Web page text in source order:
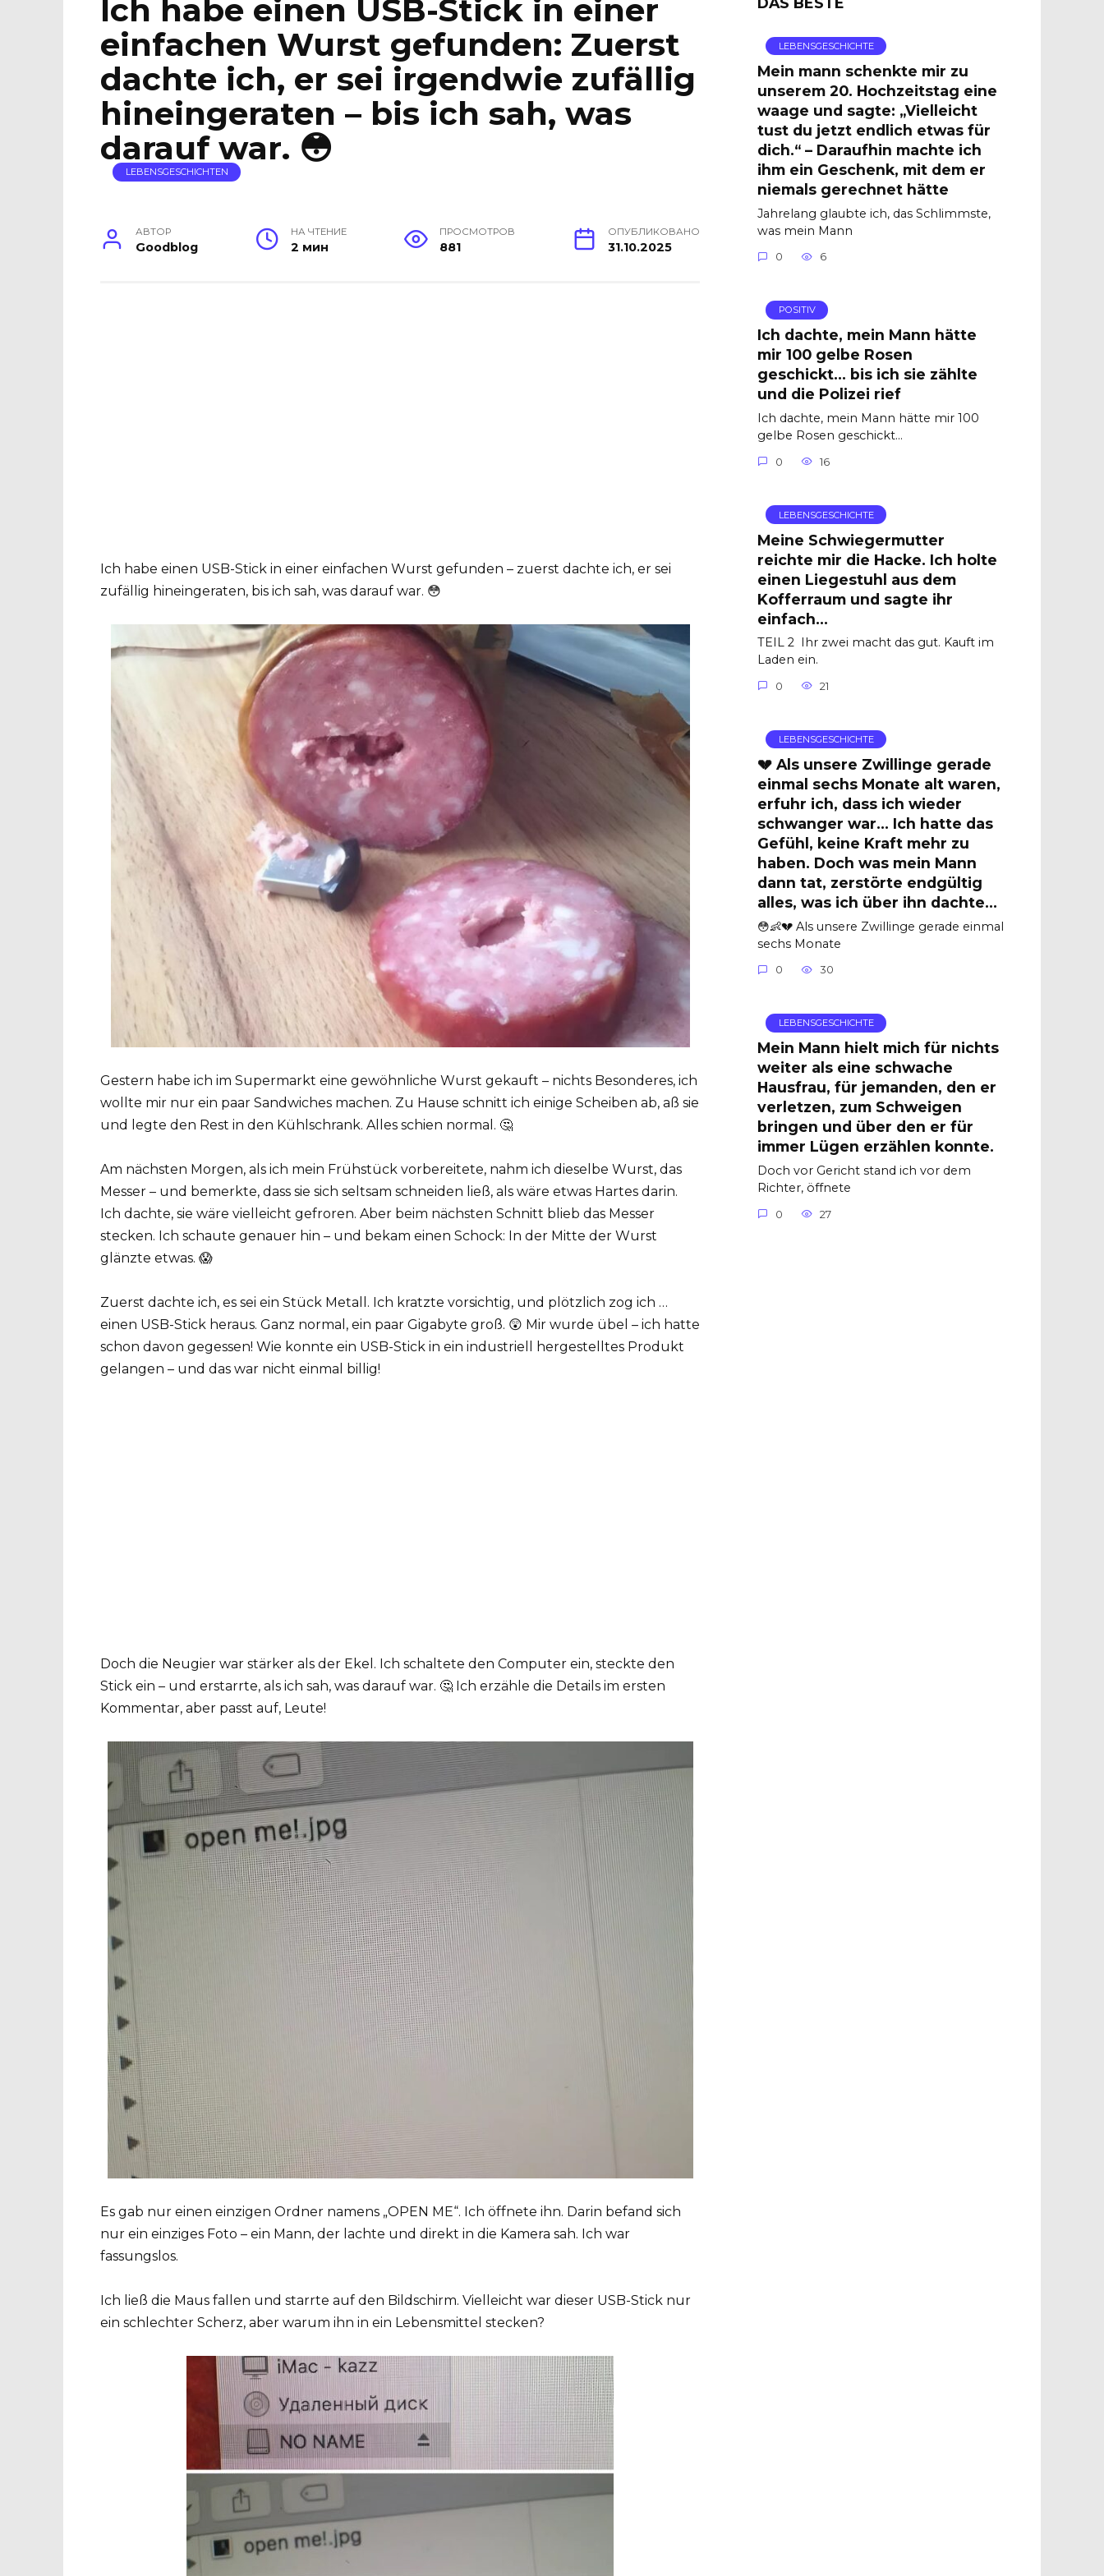
Ich habe einen USB-Stick in einer
einfachen Wurst gefunden: Zuerst
dachte ich, er sei irgendwie zufällig
hineingeraten – bis ich sah, was
darauf war. 😳
LEBENSGESCHICHTEN
АВТОР
Goodblog
НА ЧТЕНИЕ
2 мин
ПРОСМОТРОВ
881
ОПУБЛИКОВАНО
31.10.2025
Ich habe einen USB-Stick in einer einfachen Wurst gefunden – zuerst dachte ich, er sei
zufällig hineingeraten, bis ich sah, was darauf war. 😳
Gestern habe ich im Supermarkt eine gewöhnliche Wurst gekauft – nichts Besonderes, ich
wollte mir nur ein paar Sandwiches machen. Zu Hause schnitt ich einige Scheiben ab, aß sie
und legte den Rest in den Kühlschrank. Alles schien normal. 🤔
Am nächsten Morgen, als ich mein Frühstück vorbereitete, nahm ich dieselbe Wurst, das
Messer – und bemerkte, dass sie sich seltsam schneiden ließ, als wäre etwas Hartes darin.
Ich dachte, sie wäre vielleicht gefroren. Aber beim nächsten Schnitt blieb das Messer
stecken. Ich schaute genauer hin – und bekam einen Schock: In der Mitte der Wurst
glänzte etwas. 😱
Zuerst dachte ich, es sei ein Stück Metall. Ich kratzte vorsichtig, und plötzlich zog ich …
einen USB-Stick heraus. Ganz normal, ein paar Gigabyte groß. 😲 Mir wurde übel – ich hatte
schon davon gegessen! Wie konnte ein USB-Stick in ein industriell hergestelltes Produkt
gelangen – und das war nicht einmal billig!
Doch die Neugier war stärker als der Ekel. Ich schaltete den Computer ein, steckte den
Stick ein – und erstarrte, als ich sah, was darauf war. 🤔 Ich erzähle die Details im ersten
Kommentar, aber passt auf, Leute!
Es gab nur einen einzigen Ordner namens „OPEN ME“. Ich öffnete ihn. Darin befand sich
nur ein einziges Foto – ein Mann, der lachte und direkt in die Kamera sah. Ich war
fassungslos.
Ich ließ die Maus fallen und starrte auf den Bildschirm. Vielleicht war dieser USB-Stick nur
ein schlechter Scherz, aber warum ihn in ein Lebensmittel stecken?
LEBENSGESCHICHTE
Mein mann schenkte mir zu
unserem 20. Hochzeitstag eine
waage und sagte: „Vielleicht
tust du jetzt endlich etwas für
dich.“ – Daraufhin machte ich
ihm ein Geschenk, mit dem er
niemals gerechnet hätte
Jahrelang glaubte ich, das Schlimmste,
was mein Mann
0 6
POSITIV
Ich dachte, mein Mann hätte
mir 100 gelbe Rosen
geschickt… bis ich sie zählte
und die Polizei rief
Ich dachte, mein Mann hätte mir 100
gelbe Rosen geschickt…
0 16
LEBENSGESCHICHTE
Meine Schwiegermutter
reichte mir die Hacke. Ich holte
einen Liegestuhl aus dem
Kofferraum und sagte ihr
einfach…
TEIL 2 Ihr zwei macht das gut. Kauft im
Laden ein.
0 21
LEBENSGESCHICHTE
💔 Als unsere Zwillinge gerade
einmal sechs Monate alt waren,
erfuhr ich, dass ich wieder
schwanger war… Ich hatte das
Gefühl, keine Kraft mehr zu
haben. Doch was mein Mann
dann tat, zerstörte endgültig
alles, was ich über ihn dachte…
😳👶💔 Als unsere Zwillinge gerade einmal
sechs Monate
0 30
LEBENSGESCHICHTE
Mein Mann hielt mich für nichts
weiter als eine schwache
Hausfrau, für jemanden, den er
verletzen, zum Schweigen
bringen und über den er für
immer Lügen erzählen konnte.
Doch vor Gericht stand ich vor dem
Richter, öffnete
0 27